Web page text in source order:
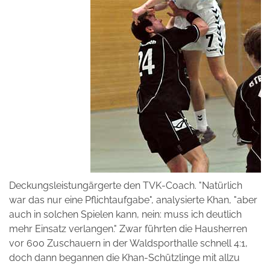
Deckungsleistungärgerte den TVK-Coach. "Natürlich
war das nur eine Pflichtaufgabe", analysierte Khan, "aber
auch in solchen Spielen kann, nein: muss ich deutlich
mehr Einsatz verlangen." Zwar führten die Hausherren
vor 600 Zuschauern in der Waldsporthalle schnell 4:1,
doch dann begannen die Khan-Schützlinge mit allzu